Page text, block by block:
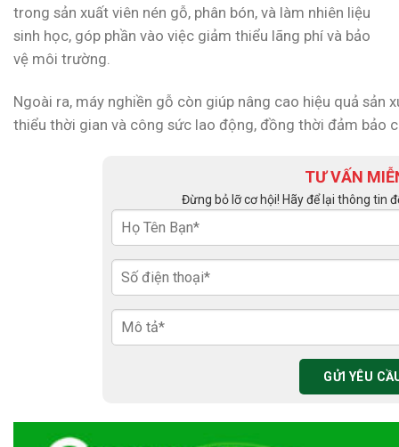
trong sản xuất viên nén gỗ, phân bón, và làm nhiên liệu
sinh học, góp phần vào việc giảm thiểu lãng phí và bảo
vệ môi trường.
Ngoài ra, máy nghiền gỗ còn giúp nâng cao hiệu quả
thiểu thời gian và công sức lao động, đồng thời đảm bảo
TƯ VẤN
Đừng bỏ lỡ cơ hội! Hãy để lại thông tin